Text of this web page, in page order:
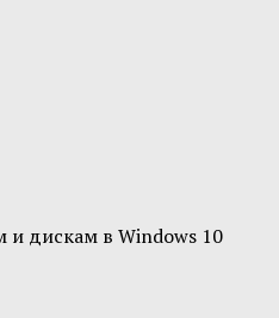
дискам в Windows 10